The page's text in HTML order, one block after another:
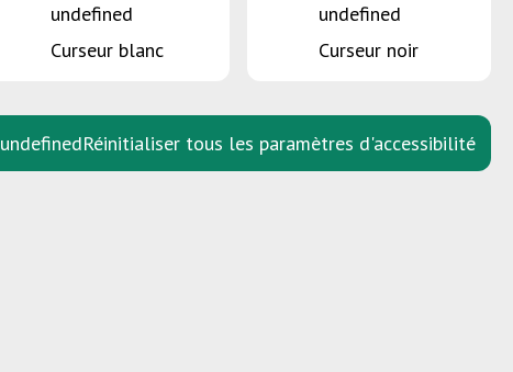
undefined
Curseur blanc
undefined
Curseur noir
undefinedRéinitialiser tous les paramètres d'accessibilité